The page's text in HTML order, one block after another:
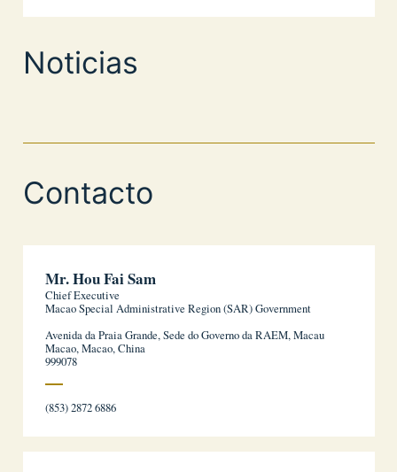
Noticias
Contacto
Mr. Hou Fai Sam
Chief Executive
Macao Special Administrative Region (SAR) Government
Avenida da Praia Grande, Sede do Governo da RAEM, Macau
Macao, Macao, China
999078
(853) 2872 6886